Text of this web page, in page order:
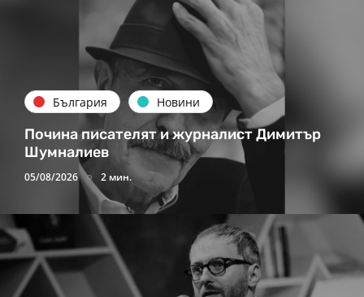
България Новини
Почина писателят и журналист Димитър
Шумналиев
05/08/2026 2 мин.